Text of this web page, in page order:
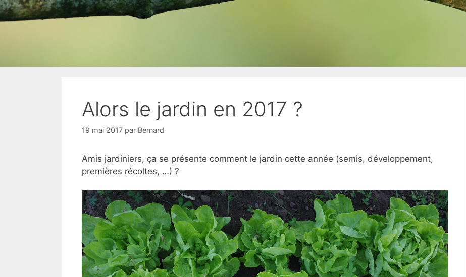
Alors le jardin en 2017 ?
19 mai 2017 par Bernard
Amis jardiniers, ça se présente comment le jardin cette année (semis, développement,
premières récoltes, …) ?